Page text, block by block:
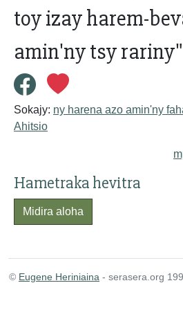
toy izay harem-
amin'ny tsy rariny"
Sokajy: ny harena azo amin'ny
Ahitsio
Hametraka hevitra
Midira aloha
© Eugene Heriniaina - serasera.org